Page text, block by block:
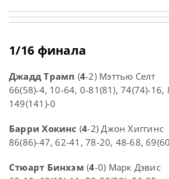
1/16 финала
Джадд Трамп (4-2) Мэттью Селт
66(58)-4, 10-64, 0-81(81), 74(74)-16,
149(141)-0
Барри Хокинс (4-2) Джон Хиггинс
86(86)-47, 62-41, 78-20, 48-68,
Стюарт Бинхэм (4-0) Марк Дэвис